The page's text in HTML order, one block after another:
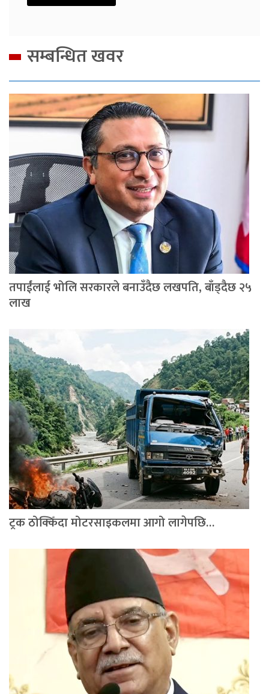
सम्बन्धित खवर
तपाईंलाई भोलि सरकारले बनाउँदैछ लखपति, बाँड्दैछ २५
लाख
ट्रक ठोक्किँदा मोटरसाइकलमा आगो लागेपछि…